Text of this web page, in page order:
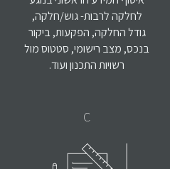
לחלקה לרבות- גוש/חלקה,
גודל החלקה, הפקעות, ביקור
בנכס, מצב רישומי, סטטוס מול
רשויות התכנון ועוד.
C